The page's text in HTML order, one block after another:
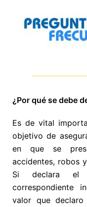
¿Por qué se debe
Es de vital
objetivo de
en que se
accidentes, robos
Si declara el
correspondiente
valor que